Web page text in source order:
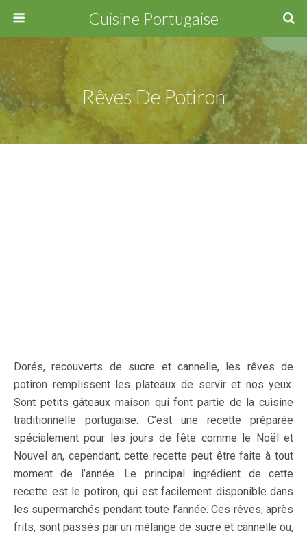
Cuisine Portugaise
Rêves De Potiron
Dorés, recouverts de sucre et cannelle, les rêves de
potiron remplissent les plateaux de servir et nos yeux.
Sont petits gâteaux maison qui font partie de la cuisine
traditionnelle portugaise. C’est une recette préparée
spécialement pour les jours de fête comme le Noël et
Nouvel an, cependant, cette recette peut être faite à tout
moment de l’année. Le principal ingrédient de cette
recette est le potiron, qui est facilement disponible dans
les supermarchés pendant toute l’année. Ces rêves, après
frits, sont passés par un mélange de sucre et cannelle ou,